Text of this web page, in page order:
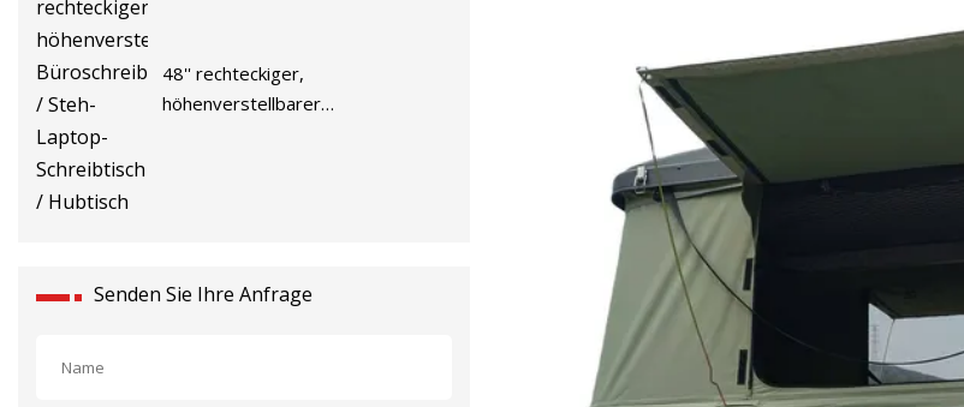
48'' rechteckiger,
höhenverstellbarer
Senden Sie Ihre Anfrage